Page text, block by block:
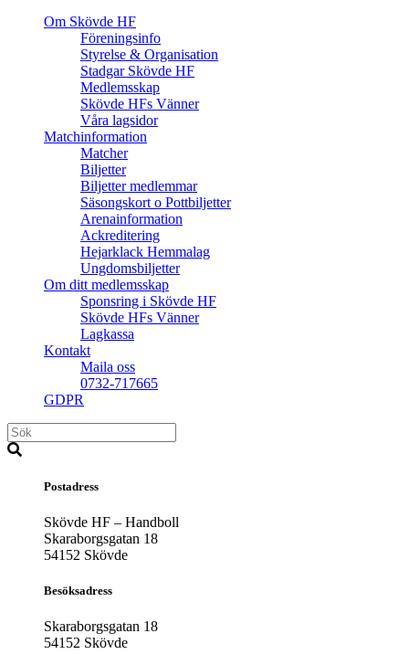
Om Skövde HF
Föreningsinfo
Styrelse & Organisation
Stadgar Skövde HF
Medlemsskap
Skövde HFs Vänner
Våra lagsidor
Matchinformation
Matcher
Biljetter
Biljetter medlemmar
Säsongskort o Pottbiljetter
Arenainformation
Ackreditering
Hejarklack Hemmalag
Ungdomsbiljetter
Om ditt medlemsskap
Sponsring i Skövde HF
Skövde HFs Vänner
Lagkassa
Kontakt
Maila oss
0732-717665
GDPR
Postadress
Skövde HF – Handboll
Skaraborgsgatan 18
54152 Skövde
Besöksadress
Skaraborgsgatan 18
54152 Skövde